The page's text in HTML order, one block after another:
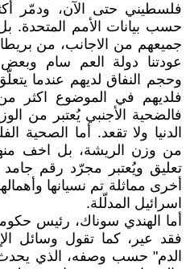
فلسطيني حتى الآن، ودمّر
حسب بيانات الأمم المتحدة.
جميعهم من الاجانب، من
عودتنا دولة العم سام
وحجم النفاق لديهم عندما
فلديهم في الموضوع اكثر
فالضحية الأجنبي يُعتبر من
الدنيا ولا تقعد. أما
من وزن الريشة، بل اخف
تعليق ويُعتبر مجرّد رقم
أخرى مماثلة تم نسيانها
اسرائيل المدلّلة.
أما الهندي سوناك، رئيس
فقد عير، كما تقول وسائل
الدم" حسب وصفه، الذي